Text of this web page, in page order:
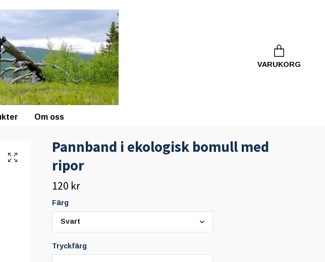
VARUKORG
Om oss
Pannband i ekologisk bomull med
ripor
120 kr
Färg
Svart
Tryckfärg